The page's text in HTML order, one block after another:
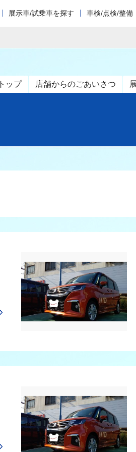
展示車/試乗車を探す 車検/点検/整備
ップ 店舗からのごあいさつ